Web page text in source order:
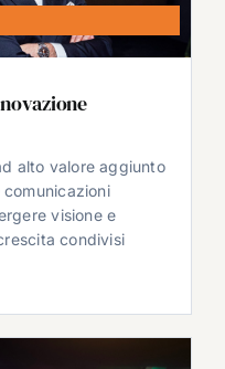
alto valore aggiunto
visione e
condivisi